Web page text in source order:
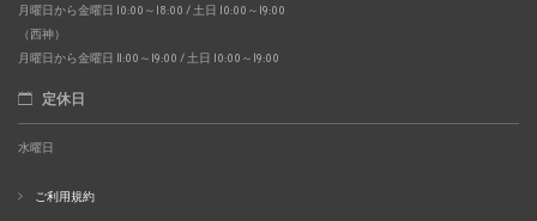
月曜日から金曜日 10:00～18:00 / 土日 10:00～19:00
（西神）
月曜日から金曜日 11:00～19:00 / 土日 10:00～19:00
定休日
水曜日
ご利用規約